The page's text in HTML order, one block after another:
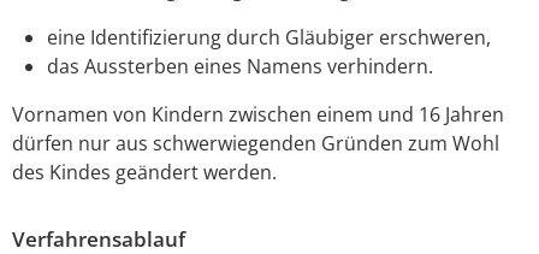
eine Identifizierung durch Gläubiger erschweren,
das Aussterben eines Namens verhindern.
Vornamen von Kindern zwischen einem und 16 Jahren
dürfen nur aus schwerwiegenden Gründen zum Wohl
des Kindes geändert werden.
Verfahrensablauf